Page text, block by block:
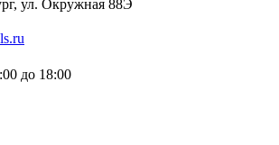
ул. Окружная 88Э
до 18:00